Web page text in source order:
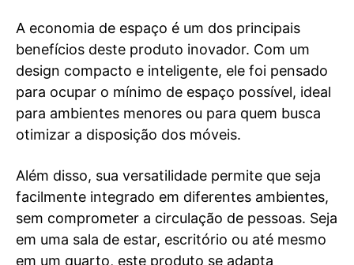
A economia de espaço é um dos principais
benefícios deste produto inovador. Com um
design compacto e inteligente, ele foi pensado
para ocupar o mínimo de espaço possível, ideal
para ambientes menores ou para quem busca
otimizar a disposição dos móveis.
Além disso, sua versatilidade permite que seja
facilmente integrado em diferentes ambientes,
sem comprometer a circulação de pessoas. Seja
em uma sala de estar, escritório ou até mesmo
em um quarto, este produto se adapta